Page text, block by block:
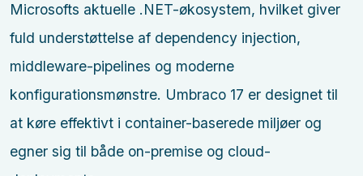
Microsofts aktuelle .NET-økosystem, hvilket giver
fuld understøttelse af dependency injection,
middleware-pipelines og moderne
konfigurationsmønstre. Umbraco 17 er designet til
at køre effektivt i container-baserede miljøer og
egner sig til både on-premise og cloud-